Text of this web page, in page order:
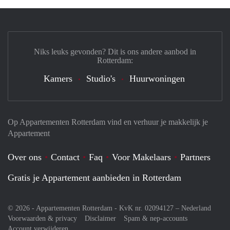
Op Appartementen Rotterdam vind en verhuur je makkelijk je
Appartement
Over ons Contact Faq Voor Makelaars
Partners
Gratis je Appartement aanbieden in Rotterdam
© 2026 - Appartementen Rotterdam - KvK nr. 02094127 – Nederland
Voorwaarden & privacy
Disclaimer
Spam & nep-accounts
Niks leuks gevonden? Dit is ons andere aanbod in
Rotterdam:
Kamers Studio's Huurwoningen